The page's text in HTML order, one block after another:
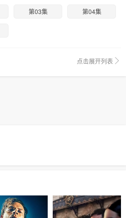
第03集 第04集
点击展开列表